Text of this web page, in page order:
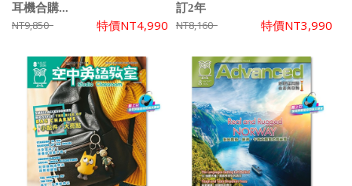
耳機合購...
NT9,850 特價NT4,990
訂2年
NT8,160 特價NT3,990